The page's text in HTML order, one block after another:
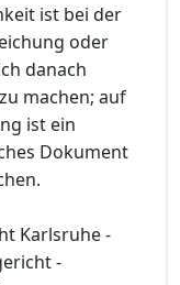
ist bei der
oder
danach
machen; auf
ist ein
Dokument
Karlsruhe -
-